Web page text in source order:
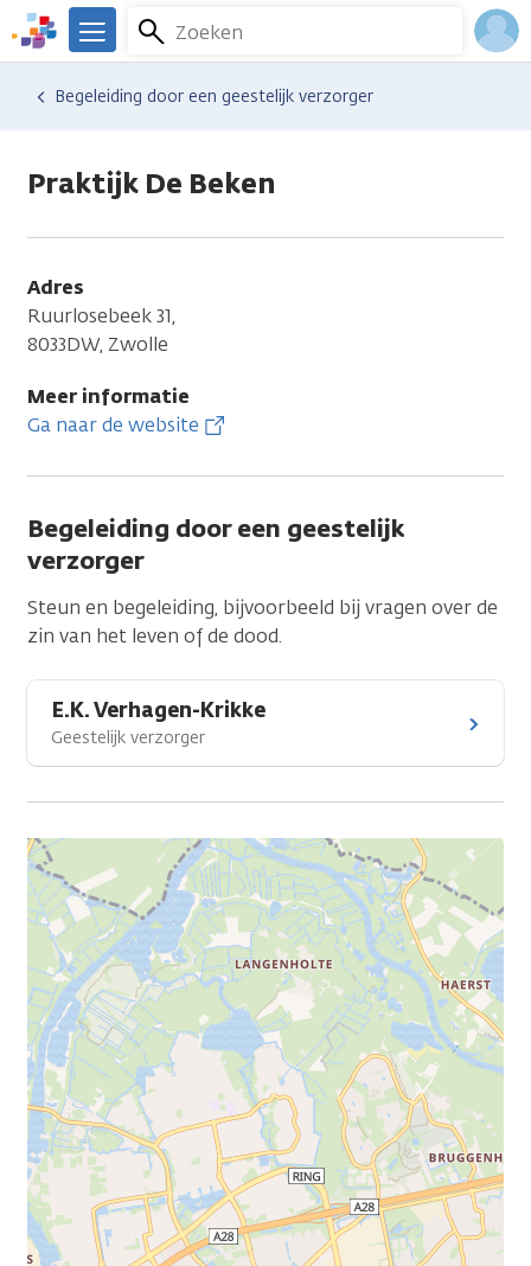
Overslaan
en
naar
We
er
Kanker.nl
Zoeken
Menu
Hulp en ondersteuning
Vind hulp bij kanker
Begeleiding door een geestelijk verzorger
Praktijk De Beken
Adres
Ruurlosebeek 31,
8033DW, Zwolle
Meer informatie
Ga naar de website
Begeleiding door een geestelijk
verzorger
Steun en begeleiding, bijvoorbeeld bij vragen over de
zin van het leven of de dood.
E.K. Verhagen-Krikke
Geestelijk verzorger